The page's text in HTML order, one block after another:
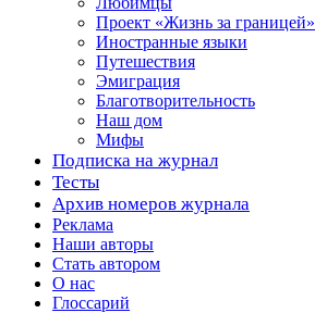
Проект «Жизнь за границей»
Иностранные языки
Путешествия
Эмиграция
Благотворительность
Наш дом
Мифы
Подписка на журнал
Тесты
Архив номеров журнала
Реклама
Наши авторы
Стать автором
О нас
Глоссарий